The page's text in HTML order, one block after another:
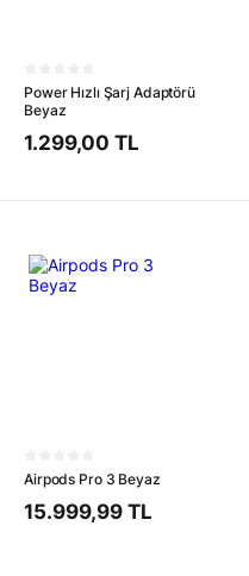
Power Hızlı Şarj Adaptörü
Beyaz
1.299,00 TL
Airpods Pro 3 Beyaz
15.999,99 TL